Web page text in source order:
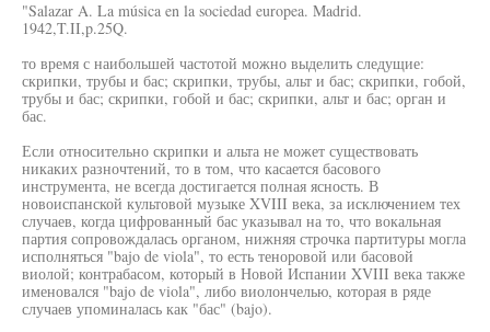
"Salazar A. La música en la sociedad europea. Madrid.
1942,T.II,p.25Q.
то время с наибольшей частотой можно выделить следущие:
скрипки, трубы и бас; скрипки, трубы, альт и бас; скрипки, гобой,
трубы и бас; скрипки, гобой и бас; скрипки, альт и бас; орган и
бас.
Если относительно скрипки и альта не может существовать
никаких разночтений, то в том, что касается басового
инструмента, не всегда достигается полная ясность. В
новоиспанской культовой музыке XVIII века, за исключением тех
случаев, когда цифрованный бас указывал на то, что вокальная
партия сопровождалась органом, нижняя строчка партитуры могла
исполняться "bajo de viola", то есть теноровой или басовой
виолой; контрабасом, который в Новой Испании XVIII века также
именовался "bajo de viola", либо виолончелью, которая в ряде
случаев упоминалась как "бас" (bajo).